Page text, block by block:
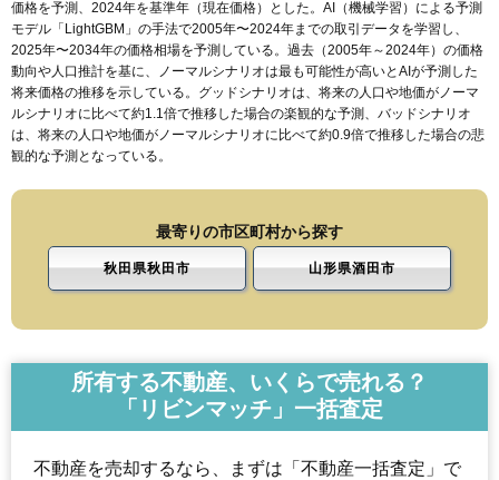
価格を予測、2024年を基準年（現在価格）とした。AI（機械学習）による予測
モデル「LightGBM」の手法で2005年〜2024年までの取引データを学習し、
2025年〜2034年の価格相場を予測している。過去（2005年～2024年）の価格
動向や人口推計を基に、ノーマルシナリオは最も可能性が高いとAIが予測した
将来価格の推移を示している。グッドシナリオは、将来の人口や地価がノーマ
ルシナリオに比べて約1.1倍で推移した場合の楽観的な予測、バッドシナリオ
は、将来の人口や地価がノーマルシナリオに比べて約0.9倍で推移した場合の悲
観的な予測となっている。
最寄りの市区町村から探す
秋田県秋田市 山形県酒田市
所有する不動産、いくらで売れる？
「リビンマッチ」一括査定
不動産を売却するなら、まずは「不動産一括査定」で